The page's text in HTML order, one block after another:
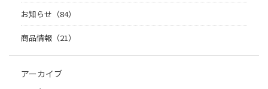
お知らせ（84）
商品情報（21）
アーカイブ